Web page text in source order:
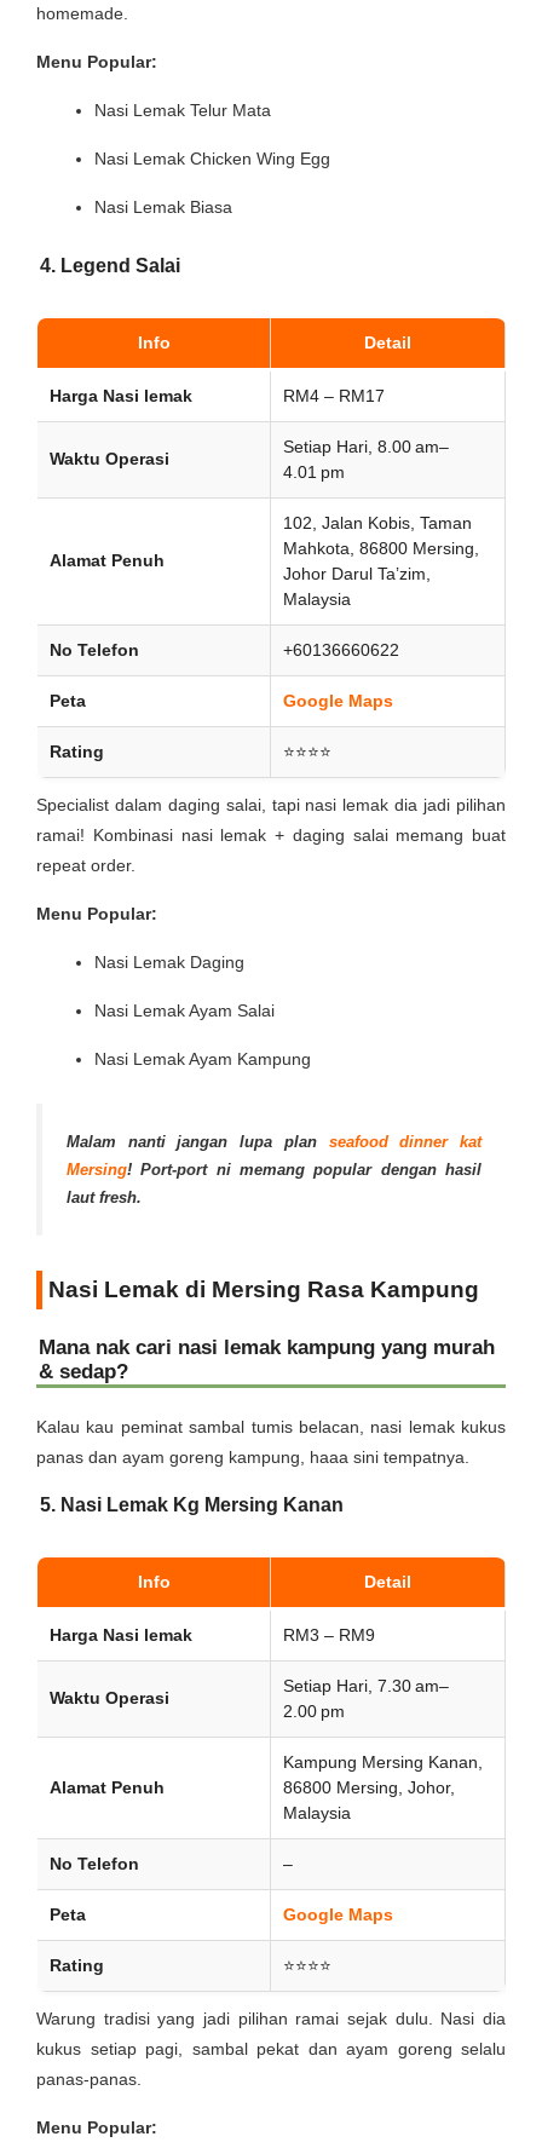
homemade.
Menu Popular:
Nasi Lemak Telur Mata
Nasi Lemak Chicken Wing Egg
Nasi Lemak Biasa
4. Legend Salai
Info Detail
Harga Nasi lemak RM4 – RM17
Waktu Operasi
Setiap Hari, 8.00 am–
4.01 pm
Alamat Penuh
102, Jalan Kobis, Taman
Mahkota, 86800 Mersing,
Johor Darul Ta’zim,
Malaysia
No Telefon +60136660622
Peta Google Maps
Rating ⭐⭐⭐⭐
Specialist dalam daging salai, tapi nasi lemak dia jadi pilihan
ramai! Kombinasi nasi lemak + daging salai memang buat
repeat order.
Menu Popular:
Nasi Lemak Daging
Nasi Lemak Ayam Salai
Nasi Lemak Ayam Kampung
Malam nanti jangan lupa plan seafood dinner kat
Mersing! Port-port ni memang popular dengan hasil
laut fresh.
Nasi Lemak di Mersing Rasa Kampung
Mana nak cari nasi lemak kampung yang murah
& sedap?
Kalau kau peminat sambal tumis belacan, nasi lemak kukus
panas dan ayam goreng kampung, haaa sini tempatnya.
5. Nasi Lemak Kg Mersing Kanan
Info Detail
Harga Nasi lemak RM3 – RM9
Waktu Operasi
Setiap Hari, 7.30 am–
2.00 pm
Alamat Penuh
Kampung Mersing Kanan,
86800 Mersing, Johor,
Malaysia
No Telefon –
Peta Google Maps
Rating ⭐⭐⭐⭐
Warung tradisi yang jadi pilihan ramai sejak dulu. Nasi dia
kukus setiap pagi, sambal pekat dan ayam goreng selalu
panas-panas.
Menu Popular: